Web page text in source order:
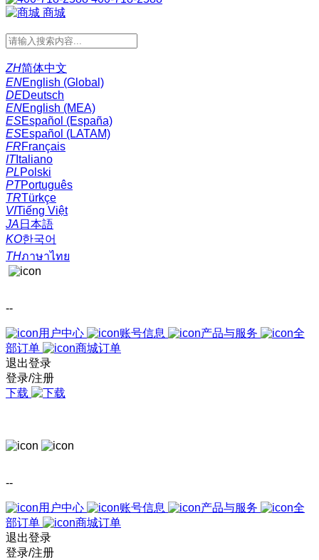
商城
ZH简体中文
ENEnglish (Global)
DEDeutsch
ENEnglish (MEA)
ESEspañol (España)
ESEspañol (LATAM)
FRFrançais
ITItaliano
PLPolski
PTPortuguês
TRTürkçe
VITiếng Việt
JA 日本語
KO한국어
THภาษาไทย
--
用户中心 账号信息 产品与服务
全
部订单
商城订单
退出登录
登录/注册
下载
--
用户中心 账号信息 产品与服务
全
部订单
商城订单
退出登录
登录/注册